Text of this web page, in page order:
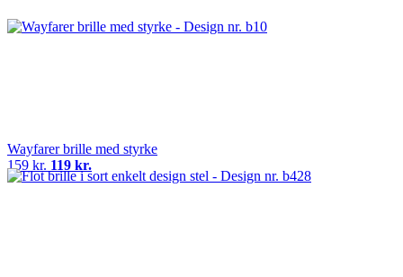
Wayfarer brille med styrke
159 kr. 119 kr.